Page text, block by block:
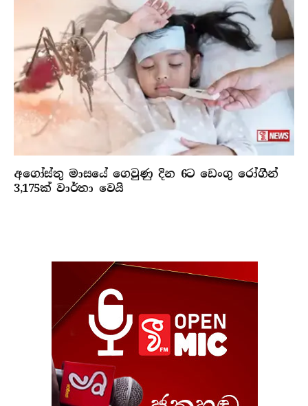
අගෝස්තු මාසයේ ගෙවුණු දින 6ට ඩෙංගු රෝගීන්
3,175ක් වාර්තා වෙයි